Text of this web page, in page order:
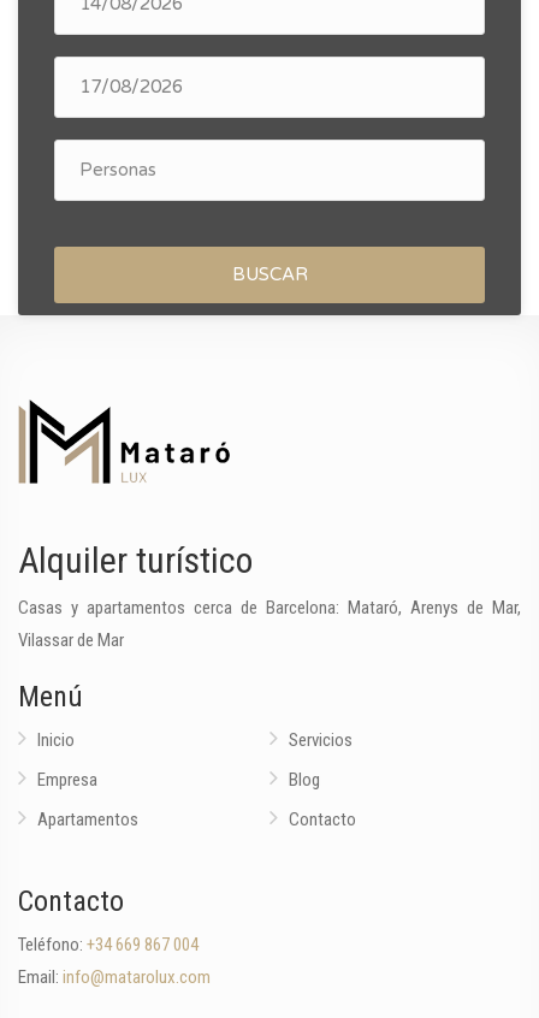
BUSCAR
Alquiler turístico
Casas y apartamentos cerca de Barcelona: Mataró, Arenys de Mar,
Vilassar de Mar
Menú
Inicio
Empresa
Apartamentos
Servicios
Blog
Contacto
Contacto
Teléfono: +34 669 867 004
Email: info@matarolux.com